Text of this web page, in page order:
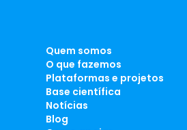
Quem somos
O que fazemos
Plataformas e projetos
Base científica
Notícias
Blog